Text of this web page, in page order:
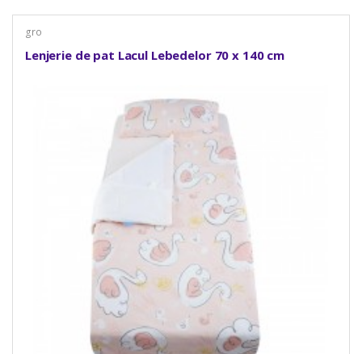
gro
Lenjerie de pat Lacul Lebedelor 70 x 140 cm